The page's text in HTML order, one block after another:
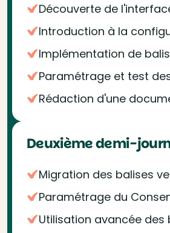
Découverte de
Introduction à la
Implémentation de
Paramétrage et test
Rédaction d'une
Deuxième demi-
Migration des balises
Paramétrage du
Utilisation avancée